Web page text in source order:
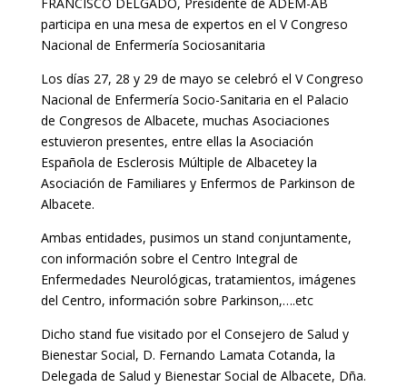
FRANCISCO DELGADO, Presidente de ADEM-AB
participa en una mesa de expertos en el V Congreso
Nacional de Enfermería Sociosanitaria
Los días 27, 28 y 29 de mayo se celebró el V Congreso
Nacional de Enfermería Socio-Sanitaria en el Palacio
de Congresos de Albacete, muchas Asociaciones
estuvieron presentes, entre ellas la Asociación
Española de Esclerosis Múltiple de Albacetey la
Asociación de Familiares y Enfermos de Parkinson de
Albacete.
Ambas entidades, pusimos un stand conjuntamente,
con información sobre el Centro Integral de
Enfermedades Neurológicas, tratamientos, imágenes
del Centro, información sobre Parkinson,….etc
Dicho stand fue visitado por el Consejero de Salud y
Bienestar Social, D. Fernando Lamata Cotanda, la
Delegada de Salud y Bienestar Social de Albacete, Dña.